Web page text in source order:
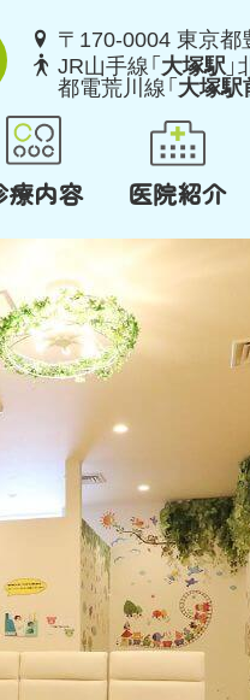
 〒170-0004 東京
 JR山手線「 大塚駅
都電荒川線「 大塚駅
療内容 医院紹介